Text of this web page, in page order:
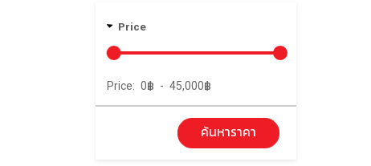
Price
Price: 0฿ - 45,000฿
ค้นหาราคา